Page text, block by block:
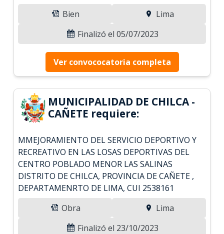
Bien
Lima
Finalizó el 05/07/2023
Ver convococatoria completa
MUNICIPALIDAD DE CHILCA -
CAÑETE requiere:
MMEJORAMIENTO DEL SERVICIO DEPORTIVO Y
RECREATIVO EN LAS LOSAS DEPORTIVAS DEL
CENTRO POBLADO MENOR LAS SALINAS
DISTRITO DE CHILCA, PROVINCIA DE CAÑETE ,
DEPARTAMENRTO DE LIMA, CUI 2538161
Obra
Lima
Finalizó el 23/10/2023